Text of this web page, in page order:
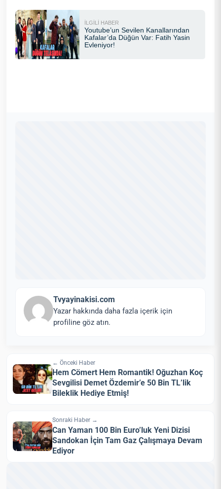
Tvyayinakisi.com
Yazar hakkında daha fazla içerik için
profiline göz atın.
← Önceki Haber
Hem Cömert Hem Romantik! Oğuzhan Koç
Sevgilisi Demet Özdemir’e 50 Bin TL’lik
Bileklik Hediye Etmiş!
Sonraki Haber →
Can Yaman 100 Bin Euro’luk Yeni Dizisi
Sandokan İçin Tam Gaz Çalışmaya Devam
Ediyor